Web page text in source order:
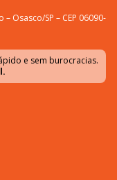
Osasco/SP – CEP 06090-
e sem burocracias.